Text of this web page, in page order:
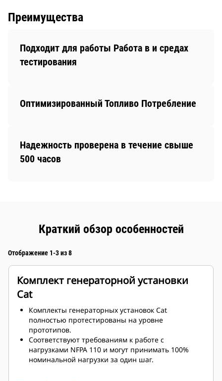
Преимущества
Подходит для работы Работа в и средах
тестирования
Оптимизированный Топливо Потребление
Надежность проверена в течение свыше
500 часов
Краткий обзор особенностей
Отображение 1-3 из 8
Комплект генераторной установки
Cat
Комплекты генераторных установок Cat
полностью протестированы на уровне
прототипов.
Соответствуют требованиям к работе с
нагрузками NFPA 110 и могут принимать 100%
номинальной нагрузки за один шаг.